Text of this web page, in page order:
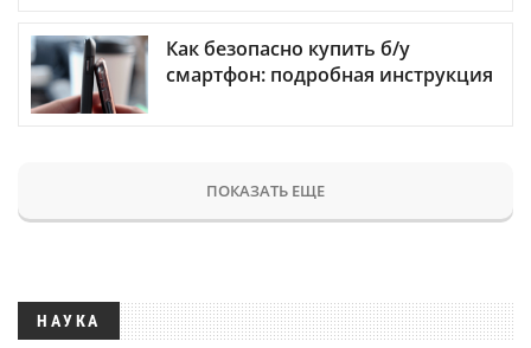
Как безопасно купить б/у
смартфон: подробная инструкция
ПОКАЗАТЬ ЕЩЕ
НАУКА